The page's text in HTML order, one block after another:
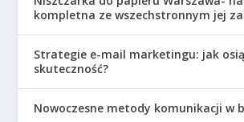
kompletna ze wszechstronnym jej
Strategie e-mail marketingu: jak
skuteczność?
Nowoczesne metody komunikacji w